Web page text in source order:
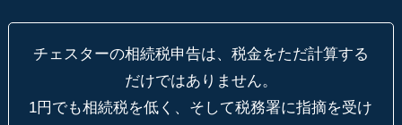
チェスターの相続税申告は、税金をただ計算する
だけではありません。
1円でも相続税を低く、そして税務署に指摘を受け